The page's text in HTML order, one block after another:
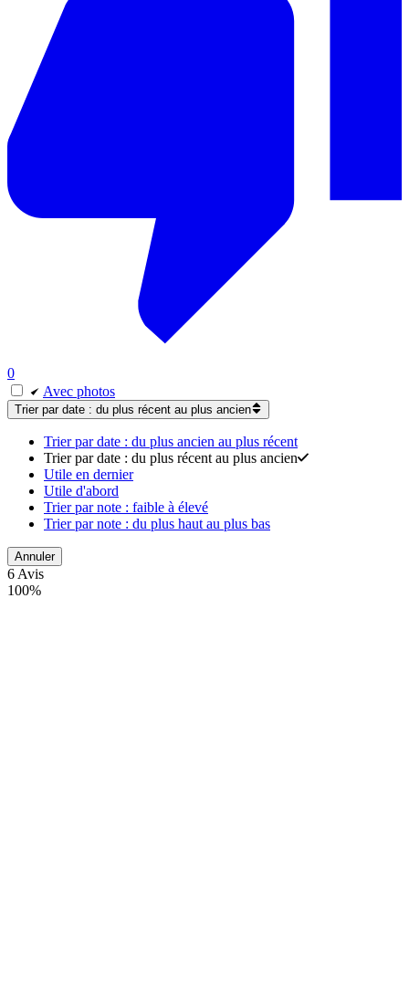
0
Avec photos
Trier par date : du plus récent au plus ancien
Trier par date : du plus ancien au plus récent
Trier par date : du plus récent au plus ancien
Utile en dernier
Utile d'abord
Trier par note : faible à élevé
Trier par note : du plus haut au plus bas
Annuler
6 Avis
100%